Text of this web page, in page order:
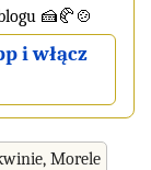
🍰🥐🍲
i włącz
Morele